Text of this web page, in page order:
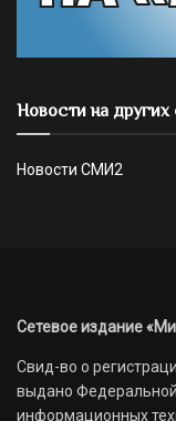
Новости на других
Новости СМИ2
Сетевое издание
Свид-во о
выдано
информационных